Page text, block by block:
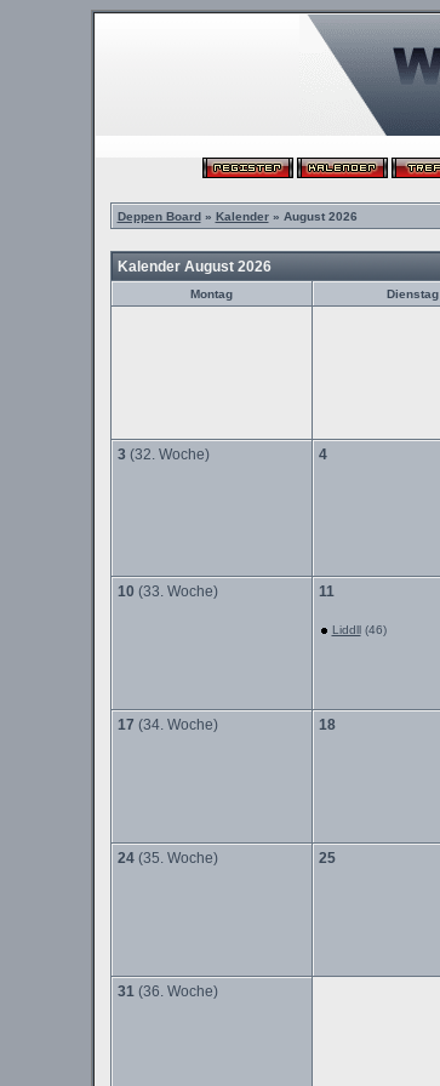
Deppen Board» Kalender» August 2026
Kalender August 2026
Montag Dienstag
3 (32. Woche) 4
10 (33. Woche) 11
Liddll(46)
17 (34. Woche) 18
24(35. Woche) 25
31(36. Woche)